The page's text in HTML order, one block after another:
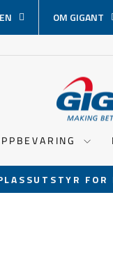
OM GIGANT